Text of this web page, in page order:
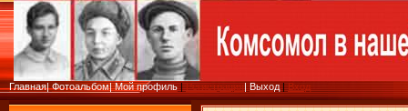
Главная|Фотоальбом|Мой профиль|Регистрация|Выход|Вход